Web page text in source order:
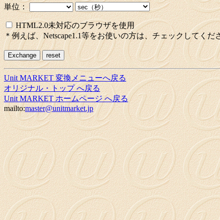
単位：
HTML2.0未対応のブラウザを使用
＊例えば、Netscape1.1等をお使いの方は、チェックしてくだ
Unit MARKET 変換メニューへ戻る
オリジナル・トップ へ戻る
Unit MARKET ホームページ へ戻る
mailto:master@unitmarket.jp